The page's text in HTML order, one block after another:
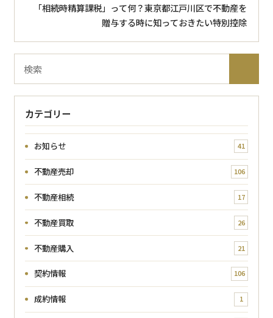
「相続時精算課税」って何？東京都江戸川区で不動産を
贈与する時に知っておきたい特別控除
索
カテゴリー
お知らせ 41
不動産売却 106
不動産相続 17
不動産買取 26
不動産購入 21
契約情報 106
成約情報 1